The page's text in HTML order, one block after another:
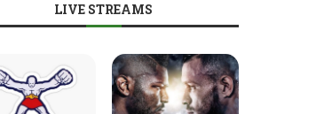
LIVE STREAMS